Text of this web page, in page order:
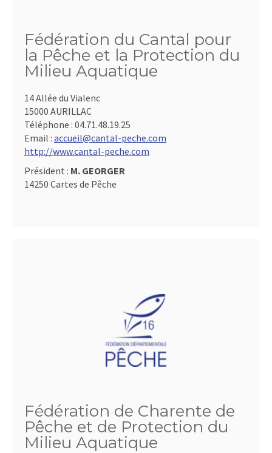
Fédération du Cantal pour
la Pêche et la Protection du
Milieu Aquatique
14 Allée du Vialenc
15000 AURILLAC
Téléphone : 04.71.48.19.25
Email : accueil@cantal-peche.com
http://www.cantal-peche.com
Président : M. GEORGER
14250 Cartes de Pêche
Fédération de Charente de
Pêche et de Protection du
Milieu Aquatique